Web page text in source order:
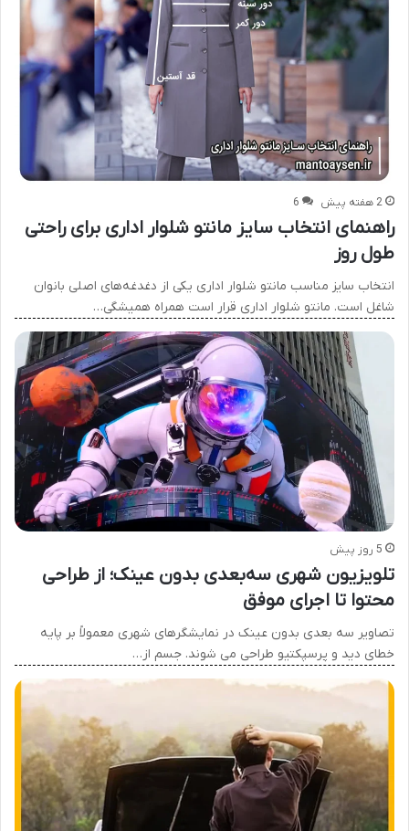
2 هفته پیش 6
راهنمای انتخاب سایز مانتو شلوار اداری برای راحتی
طول روز
انتخاب سایز مناسب مانتو شلوار اداری یکی از دغدغه‌های اصلی بانوان
شاغل است. مانتو شلوار اداری قرار است همراه همیشگی…
5 روز پیش
تلویزیون شهری سه‌بعدی بدون عینک؛ از طراحی
محتوا تا اجرای موفق
تصاویر سه بعدی بدون عینک در نمایشگرهای شهری معمولاً بر پایه
خطای دید و پرسپکتیو طراحی می شوند. جسم از…